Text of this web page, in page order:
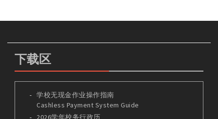
下载区
学校无现金作业操作指南
Cashless Payment System Guide
2026学年校务行政历